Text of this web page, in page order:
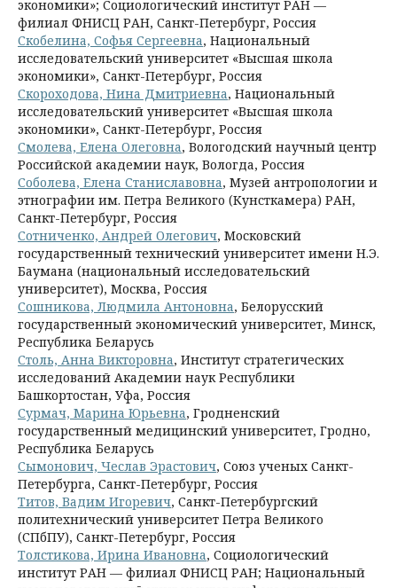
экономики»; Социологический институт РАН —
филиал ФНИСЦ РАН, Санкт-Петербург, Россия
Скобелина, Софья Сергеевна, Национальный
исследовательский университет «Высшая школа
экономики», Санкт-Петербург, Россия
Скороходова, Нина Дмитриевна, Национальный
исследовательский университет «Высшая школа
экономики», Санкт-Петербург, Россия
Смолева, Елена Олеговна, Вологодский научный центр
Российской академии наук, Вологда, Россия
Соболева, Елена Станиславовна, Музей антропологии и
этнографии им. Петра Великого (Кунсткамера) РАН,
Санкт-Петербург, Россия
Сотниченко, Андрей Олегович, Московский
государственный технический университет имени Н.Э.
Баумана (национальный исследовательский
университет), Москва, Россия
Сошникова, Людмила Антоновна, Белорусский
государственный экономический университет, Минск,
Республика Беларусь
Столь, Анна Викторовна, Институт стратегических
исследований Академии наук Республики
Башкортостан, Уфа, Россия
Сурмач, Марина Юрьевна, Гродненский
государственный медицинский университет, Гродно,
Республика Беларусь
Сымонович, Чеслав Эрастович, Союз ученых Санкт-
Петербурга, Санкт-Петербург, Россия
Титов, Вадим Игоревич, Санкт-Петербургский
политехнический университет Петра Великого
(СПбПУ), Санкт-Петербург, Россия
Толстикова, Ирина Ивановна, Социологический
институт РАН — филиал ФНИСЦ РАН; Национальный